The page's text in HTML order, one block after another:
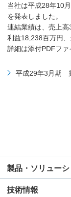
当社は平成28年10
を発表しました。
連結業績は、売上
利益18,238百万円、
詳細は添付PDFファ
平成29年3月期
製品・ソリュー
技術情報